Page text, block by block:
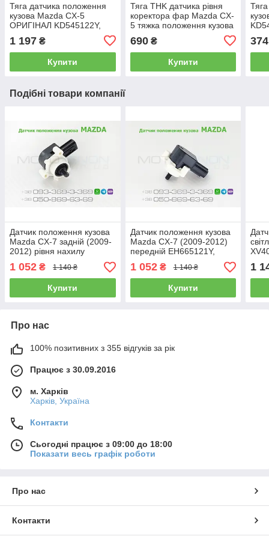
Тяга датчика положення
кузова Mazda CX-5
ОРИГІНАЛ KD545122Y,
KD54-51-22Y задня тяжка
рівня коректора світла
фар AFS
1 197 ₴
Купити
Тяга THK датчика рівня
коректора фар Mazda CX-
5 тяжка положення кузова
KD54-51-22Y Японія
690₴
Купити
374
Подібні товари компанії
Датчик положення кузова
Mazda CX-7 задній (2009-
2012) рівня нахилу
коректора світла фар AFS
EH665122Y, EH66-51-22Y
1 052 ₴ 1 140 ₴
Купити
Датчик положення кузова
Mazda CX-7 (2009-2012)
передній EH665121Y,
EH66-51-21Y рівня
автокоректора світла фар
1 052₴ 1 140 ₴
Купити
1
Про нас
100% позитивних з 355 відгуків за рік
Працює з 30.09.2016
м. Харків
Харків, Україна
Контакти
Сьогодні працює з 09:00 до 18:00
Показати весь графік роботи
Про нас
Контакти